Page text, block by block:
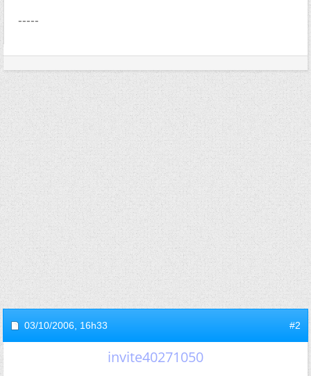
-----
03/10/2006, 16h33 #2
invite40271050